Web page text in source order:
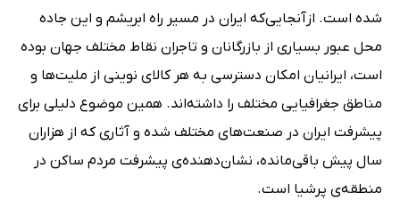
شده است. ازآنجایی‌که ایران در مسیر راه ابریشم و این جاده
محل عبور بسیاری از بازرگانان و تاجران نقاط مختلف جهان بوده
است، ایرانیان امکان دسترسی به هر کالای نوینی از ملیت‌ها و
مناطق جغرافیایی مختلف را داشته‌اند. همین موضوع دلیلی برای
پیشرفت ایران در صنعت‌های مختلف شده و آثاری که از هزاران
سال پیش باقی‌مانده، نشان‌دهنده‌ی پیشرفت مردم ساکن در
منطقه‌ی پرشیا است.